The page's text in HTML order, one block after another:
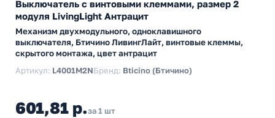
Выключатель с винтовыми клеммами, размер 2
модуля LivingLight Антрацит
Механизм двухмодульного, одноклавишного
выключателя, Бтичино ЛивингЛайт, винтовые клеммы,
скрытого монтажа, цвет антрацит
Артикул: L4001M2NБренд: Bticino (Бтичино)
601,81 р.за 1 шт